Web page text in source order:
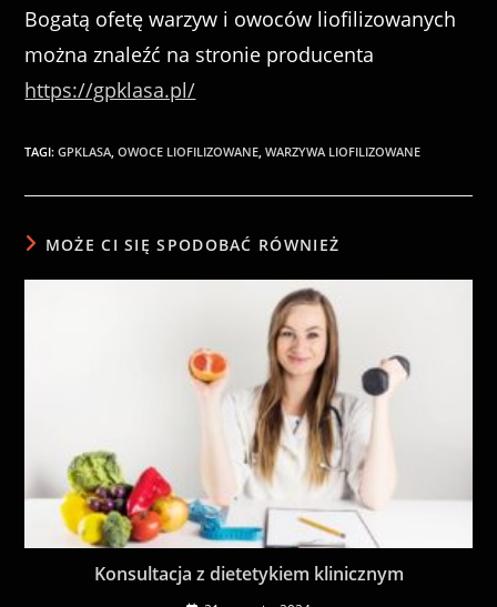
Bogatą ofetę warzyw i owoców liofilizowanych
można znaleźć na stronie producenta
https://gpklasa.pl/
TAGI:GPKLASA, OWOCE LIOFILIZOWANE, WARZYWA LIOFILIZOWANE
MOŻE CI SIĘ SPODOBAĆ RÓWNIEŻ
Konsultacja z dietetykiem klinicznym